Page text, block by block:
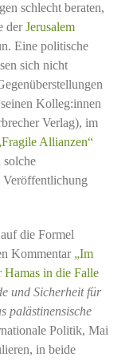
schlecht beraten,
derJerusalem
Eine politische
sich nicht
Kolleg:innen
Verlag), im
Allianzen“
solche
Veröffentlichung
die Formel
Kommentar „Im
Hamas in die Falle
und Sicherheit für
palästinensische
Politik, Mai
in beide